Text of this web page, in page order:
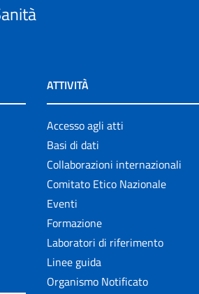
ATTIVITÀ
Accesso agli atti
Basi di dati
Collaborazioni internazionali
Comitato Etico Nazionale
Eventi
Formazione
Laboratori di riferimento
Linee guida
Organismo Notificato